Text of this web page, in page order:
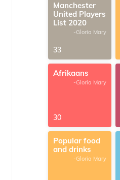
Manchester
United Players
List 2020
-Gloria Mary
33
Afrikaans
-Gloria Mary
30
Popular food
and drinks
-Gloria Mary